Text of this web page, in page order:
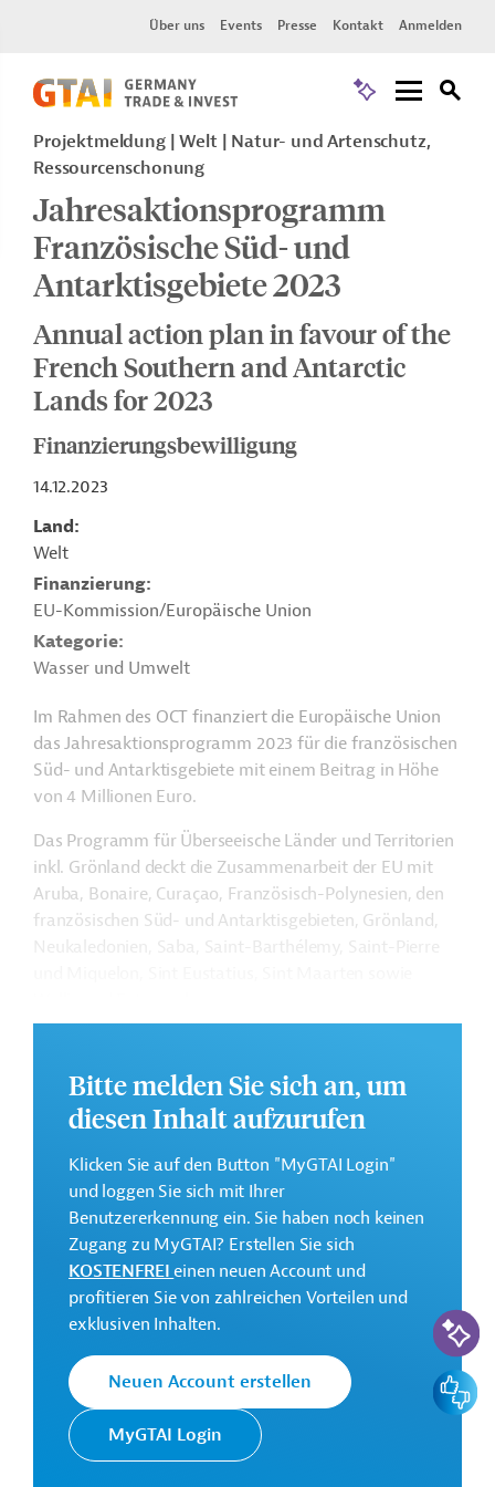
Über uns Events Presse Kontakt Anmelden
Projektmeldung Welt
Natur- und Artenschutz,
Ressourcenschonung
Jahresaktionsprogramm
Französische Süd- und
Antarktisgebiete 2023
Annual action plan in favour of the
French Southern and Antarctic
Lands for 2023
Finanzierungsbewilligung
14.12.2023
Land
Welt
Finanzierung
EU-Kommission/Europäische Union
Kategorie
Wasser und Umwelt
Im Rahmen des OCT finanziert die Europäische Union
das Jahresaktionsprogramm 2023 für die französischen
Süd- und Antarktisgebiete mit einem Beitrag in Höhe
von 4 Millionen Euro.
Das Programm für Überseeische Länder und Territorien
inkl. Grönland deckt die Zusammenarbeit der EU mit
Aruba, Bonaire, Curaçao, Französisch-Polynesien, den
französischen Süd- und Antarktisgebieten, Grönland,
Neukaledonien, Saba, Saint-Barthélemy, Saint-Pierre
Antarktisgebiete sind die Erhaltung der biologischen
Vielfalt der Meeresökosysteme im gesamten
Verbesserung der Kenntnisse und die Überwachung der
Meeresökosysteme in dem genannten Gebiet. Dies soll
zur Entwicklung geeigneter Erhaltungsmaßnahmen
beitragen.
Weitere Informationen über das
Jahresaktionsprogramm finden Sie in den
Originaldokumenten, die zum Download bereitstehen.
Bei Fragen wenden Sie sich bitte an das Brüsseler Büro
von Germany Trade & Invest unter projekte@gtai.eu.
Gesamtkosten:
Bitte melden Sie sich an, um
diesen Inhalt aufzurufen
Klicken Sie auf den Button "MyGTAI Login"
und loggen Sie sich mit Ihrer
Benutzererkennung ein. Sie haben noch keinen
Zugang zu MyGTAI? Erstellen Sie sich
KOSTENFREIeinen neuen Account und
profitieren Sie von zahlreichen Vorteilen und
exklusiven Inhalten.
Neuen Account erstellen
MyGTAI Login
KI-